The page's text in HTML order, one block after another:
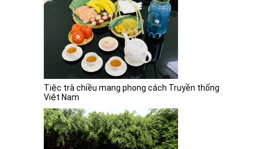
Tiệc trà chiều mang phong cách Truyền thống
Việt Nam